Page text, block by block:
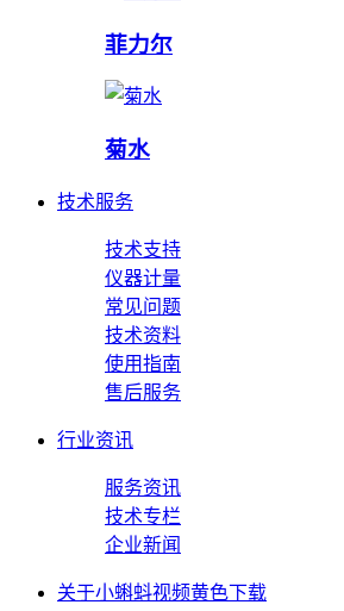
菲力尔
菊水
技术服务
技术支持
仪器计量
常见问题
技术资料
使用指南
售后服务
行业资讯
服务资讯
技术专栏
企业新闻
关于小蝌蚪视频黄色下载